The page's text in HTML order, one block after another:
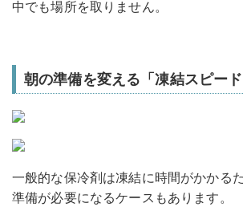
中でも場所を取りません。
朝の準備を変える「凍結スピード
一般的な保冷剤は凍結に時間がかかる
準備が必要になるケースもあります。